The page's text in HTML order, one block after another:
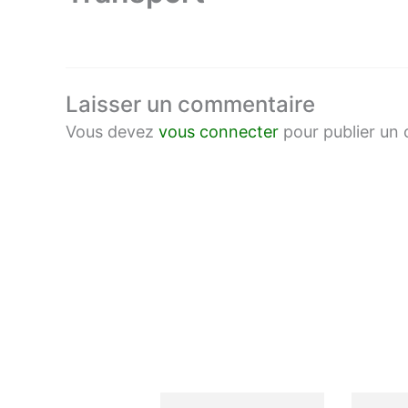
Laisser un commentaire
Vous devez vous connecter pour publier un